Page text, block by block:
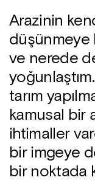
Arazinin
düşünmeye
ve nerede
tarım
kamusal bir
ihtimaller
bir imgeye
bir noktada